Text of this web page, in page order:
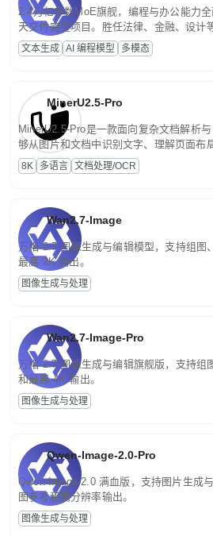
2.4万亿参数MoE旗舰，编程与办公能力
天交付完整项目。胜任法律、金融、设计
话端到端交付生产级成果。原生视觉理解
程，支持超长文档与长视频的深度语义解
文本生成 AI 编程模型 多模态
MinerU2.5-Pro
MinerU2.5-Pro是一款面向复杂文档解析
够从图片和文档中识别文字、理解页面布
为便于存储、检索和二次处理的结构化结果
8K 多语言 文档处理/OCR
Wan2.7-Image
万相 2.7 图像生成与编辑模型，支持组图
最高 2K 输出。
图像生成与处理
Wan2.7-Image-Pro
万相 2.7 图像生成与编辑旗舰版，支持组
和最高 4K 输出。
图像生成与处理
Qwen-Image-2.0-Pro
Qwen-Image-2.0 满血版，支持图片生成
图参考和高分辨率输出。
图像生成与处理